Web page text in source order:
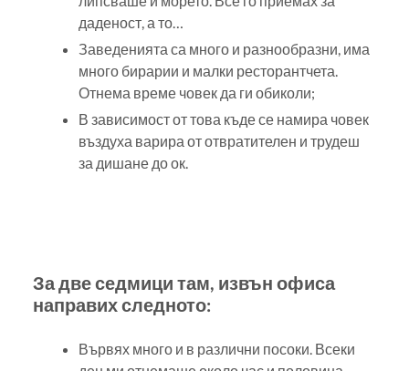
даденост, а то…
Заведенията са много и разнообразни, има
много бирарии и малки ресторантчета.
Отнема време човек да ги обиколи;
В зависимост от това къде се намира човек
въздуха варира от отвратителен и трудеш
за дишане до ок.
За две седмици там, извън офиса
направих следното:
Вървях много и в различни посоки. Всеки